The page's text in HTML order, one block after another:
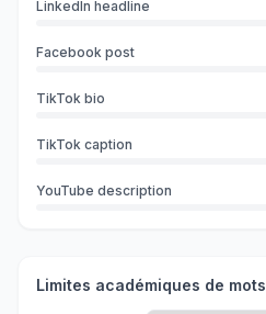
LinkedIn headline
Facebook post
TikTok bio
TikTok caption
YouTube description
Limites académiques de mots